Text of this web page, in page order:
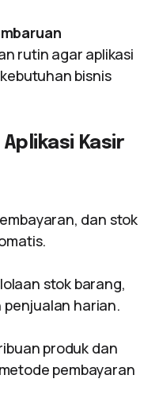
rutin agar aplikasi
bisnis
Kasir
dan stok
stok barang,
harian.
produk dan
pembayaran